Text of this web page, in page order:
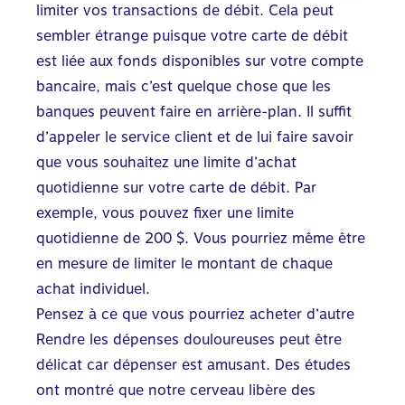
limiter vos transactions de débit. Cela peut
sembler étrange puisque votre carte de débit
est liée aux fonds disponibles sur votre compte
bancaire, mais c’est quelque chose que les
banques peuvent faire en arrière-plan. Il suffit
d’appeler le service client et de lui faire savoir
que vous souhaitez une limite d’achat
quotidienne sur votre carte de débit. Par
exemple, vous pouvez fixer une limite
quotidienne de 200 $. Vous pourriez même être
en mesure de limiter le montant de chaque
achat individuel.
Pensez à ce que vous pourriez acheter d’autre
Rendre les dépenses douloureuses peut être
délicat car dépenser est amusant. Des études
ont montré que notre cerveau libère des